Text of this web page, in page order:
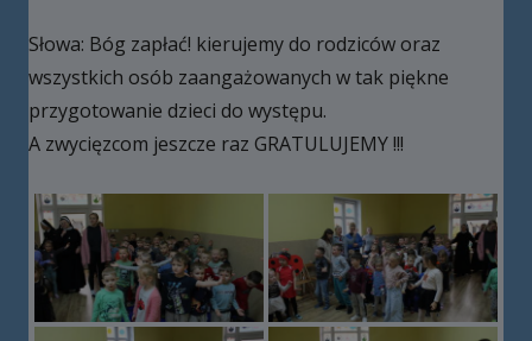
Słowa: Bóg zapłać! kierujemy do rodziców oraz
wszystkich osób zaangażowanych w tak piękne
przygotowanie dzieci do występu.
A zwycięzcom jeszcze raz GRATULUJEMY !!!